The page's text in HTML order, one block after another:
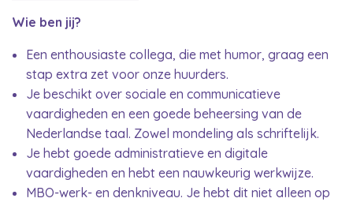
Wie ben jij?
Een enthousiaste collega, die met humor, graag een
stap extra zet voor onze huurders.
Je beschikt over sociale en communicatieve
vaardigheden en een goede beheersing van de
Nederlandse taal. Zowel mondeling als schriftelijk.
Je hebt goede administratieve en digitale
vaardigheden en hebt een nauwkeurig werkwijze.
MBO-werk- en denkniveau. Je hebt dit niet alleen op